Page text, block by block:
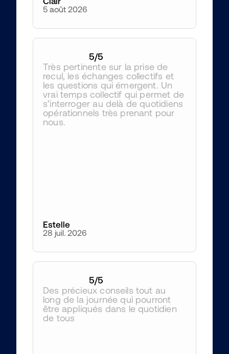
5 août 2026
5/5
Très pertinente sur la prise de
recul, les échanges collectifs et
les questions qui émergent. Un
vrai temps collectif qui permet de
s’interroger au delà de quotidiens
opérationnels très prenant pour
nous.
Estelle
28 juil. 2026
5/5
Des précieux conseils tout au
long de la journée qui pourront
être appliqués dans le quotidien
de tous